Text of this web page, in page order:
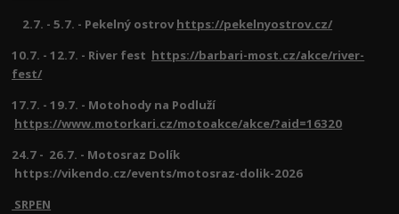
2.7. - 5.7. - Pekelný ostrov https://pekelnyostrov.cz/
10.7. - 12.7. - River fest https://barbari-most.cz/akce/river-
fest/
17.7. - 19.7. - Motohody na Podluží
https://www.motorkari.cz/motoakce/akce/?aid=16320
24.7 - 26.7. - Motosraz Dolík
https://vikendo.cz/events/motosraz-dolik-2026
SRPEN